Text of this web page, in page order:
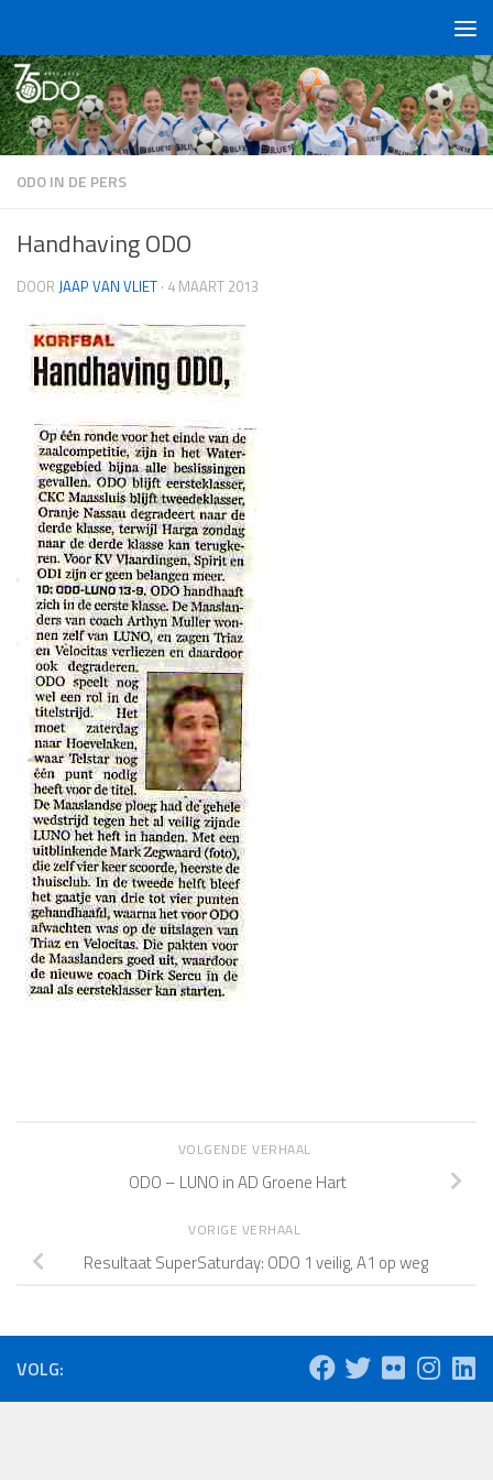
ODO IN DE PERS
Handhaving ODO
DOOR JAAP VAN VLIET · 4 MAART 2013
VOLGENDE VERHAAL
ODO – LUNO in AD Groene Hart
VORIGE VERHAAL
Resultaat SuperSaturday: ODO 1 veilig, A1 op weg
VOLG: